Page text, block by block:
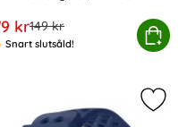
3 / 4 Vit
pris
krtidigare pris
149 kr
Snart slutsåld!
Köp
Armband Ihåligt
Armband Ihåligt